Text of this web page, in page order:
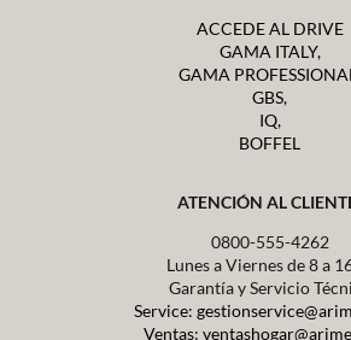
ACCEDE AL DRIVE
GAMA ITALY,
GAMA
GBS,
IQ,
BOFFEL
ATENCIÓN AL
0800-555-4262
Lunes a Viernes de 8 a
Garantía y Servicio
Service:
Ventas: